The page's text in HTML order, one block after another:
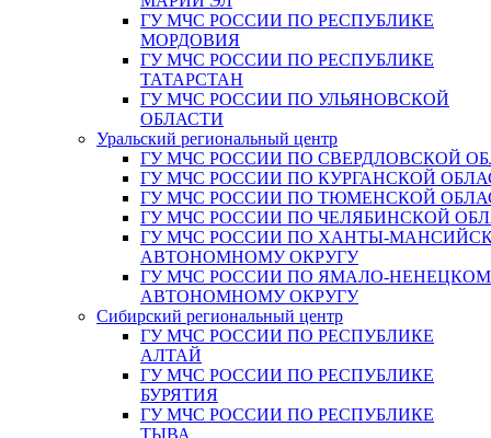
ГУ МЧС РОССИИ ПО РЕСПУБЛИКЕ
МОРДОВИЯ
ГУ МЧС РОССИИ ПО РЕСПУБЛИКЕ
ТАТАРСТАН
ГУ МЧС РОССИИ ПО УЛЬЯНОВСКОЙ
ОБЛАСТИ
Уральский региональный центр
ГУ МЧС РОССИИ ПО СВЕРДЛОВСКОЙ
ГУ МЧС РОССИИ ПО КУРГАНСКОЙ
ГУ МЧС РОССИИ ПО ТЮМЕНСКОЙ
ГУ МЧС РОССИИ ПО ЧЕЛЯБИНСКОЙ
ГУ МЧС РОССИИ ПО ХАНТЫ-
АВТОНОМНОМУ ОКРУГУ
ГУ МЧС РОССИИ ПО ЯМАЛО-
АВТОНОМНОМУ ОКРУГУ
Сибирский региональный центр
ГУ МЧС РОССИИ ПО РЕСПУБЛИКЕ
АЛТАЙ
ГУ МЧС РОССИИ ПО РЕСПУБЛИКЕ
БУРЯТИЯ
ГУ МЧС РОССИИ ПО РЕСПУБЛИКЕ
ТЫВА